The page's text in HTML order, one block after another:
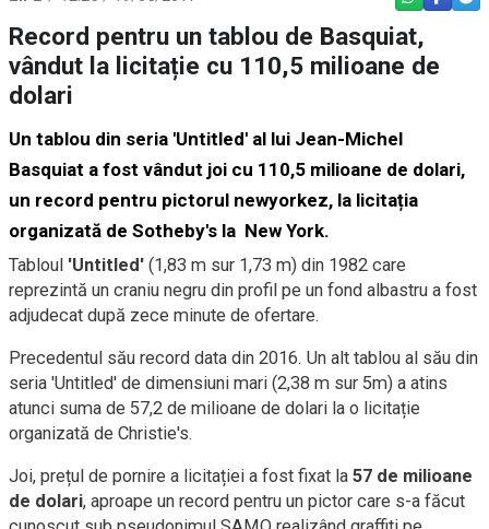
Record pentru un tablou de Basquiat,
vândut la licitație cu 110,5 milioane de
dolari
Un tablou din seria 'Untitled' al lui Jean-Michel
Basquiat a fost vândut joi cu 110,5 milioane de dolari,
un record pentru pictorul newyorkez, la licitația
organizată de Sotheby's la New York.
Tabloul 'Untitled' (1,83 m sur 1,73 m) din 1982 care
reprezintă un craniu negru din profil pe un fond albastru a fost
adjudecat după zece minute de ofertare.
Precedentul său record data din 2016. Un alt tablou al său din
seria 'Untitled' de dimensiuni mari (2,38 m sur 5m) a atins
atunci suma de 57,2 de milioane de dolari la o licitație
organizată de Christie's.
Joi, prețul de pornire a licitației a fost fixat la 57 de milioane
de dolari, aproape un record pentru un pictor care s-a făcut